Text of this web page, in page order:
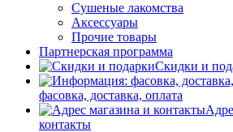
Сушеные лакомства
Аксессуары
Прочие товары
Партнерская программа
Скидки и
фасовка, доставка, оплата
контакты